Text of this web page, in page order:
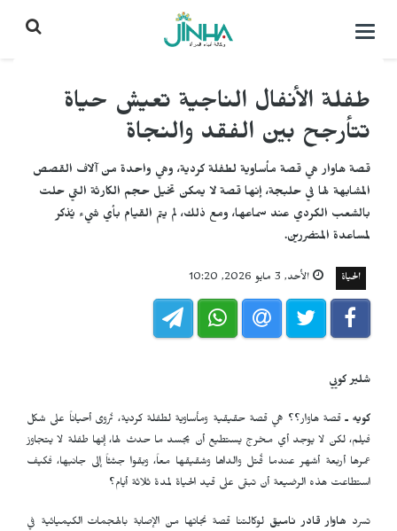
التحكم
طفلة الأنفال الناجية تعيش حياة
تتأرجح بين الفقد والنجاة
قصة هاوار هي قصة مأساوية لطفلة كردية، وهي واحدة من آلاف القصص
المشابهة لها في حلبجة، إنها قصة لا يمكن تخيل حجم الكارثة التي حلت
بالشعب الكردي عند سماعها، ومع ذلك، لم يتم القيام بأي شيء يُذكر
لمساعدة المتضررين.
الحياة الأحد, 3 مايو 2026, 10:20
شلير كويي
كويه ـقصة هاوار؟؟ هي قصة حقيقية ومأساوية لطفلة كردية، تُروى أحياناً على شكل
فيلم، لكن لا يوجد أي مخرج يستطيع أن يجسد ما حدث لها، إنها طفلة لا يتجاوز
عمرها أربعة أشهر عندما قُتل والداها وشقيقها معاً، وبقوا جثثاً إلى جانبها، فكيف
استطاعت هذه الرضيعة أن تبقى على قيد الحياة لمدة ثلاثة أيام؟
تسرد هاوار قادر نامیق لوكالتنا قصة نجاتها من الإصابة بالهجمات الكيميائية في